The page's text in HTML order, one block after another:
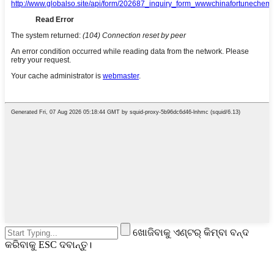
ଖୋଜିବାକୁ ଏଣ୍ଟର୍ କିମ୍ବା ବନ୍ଦ
କରିବାକୁ ESC ଦବାନ୍ତୁ।